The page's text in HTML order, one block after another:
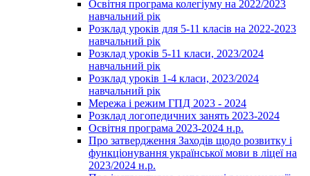
Освітня програма колегіуму на 2022/2023
навчальний рік
Розклад уроків для 5-11 класів на 2022-2023
навчальний рік
Розклад уроків 5-11 класи, 2023/2024
навчальний рік
Розклад уроків 1-4 класи, 2023/2024
навчальний рік
Мережа і режим ГПД 2023 - 2024
Розклад логопедичних занять 2023-2024
Освітня програма 2023-2024 н.р.
Про затвердження Заходів щодо розвитку і
функціонування української мови в ліцеї на
2023/2024 н.р.